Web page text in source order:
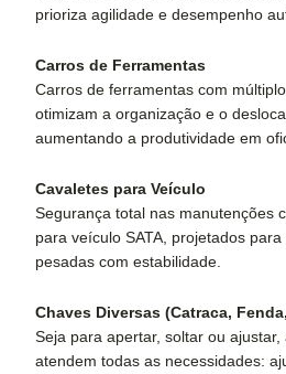
prioriza agilidade e desempenho
Carros de Ferramentas
Carros de ferramentas com
otimizam a organização e o
aumentando a produtividade em
Cavaletes para Veículo
Segurança total nas manutenções
para veículo SATA, projetados
pesadas com estabilidade.
Chaves Diversas (Catraca,
Seja para apertar, soltar ou ajustar,
atendem todas as necessidades: